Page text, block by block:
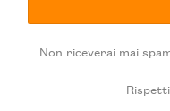
Non riceverai mai